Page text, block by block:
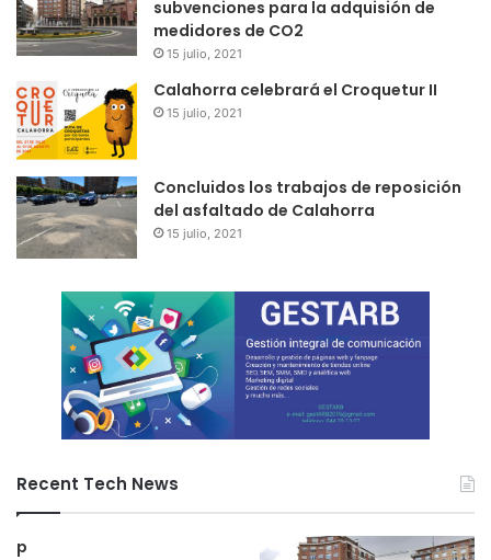
subvenciones para la adquisión de
medidores de CO2
15 julio, 2021
Calahorra celebrará el Croquetur II
15 julio, 2021
Concluidos los trabajos de reposición
del asfaltado de Calahorra
15 julio, 2021
Recent Tech News
p